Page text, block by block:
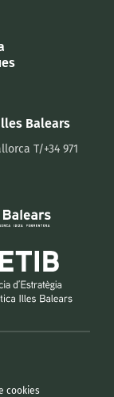
Balears
T/+34 971
cookies